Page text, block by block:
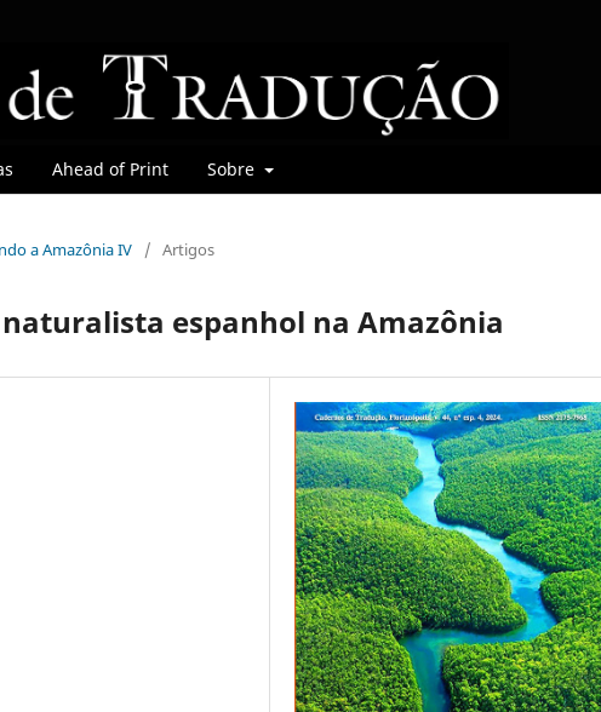
Ahead of Print Sobre
a Amazônia IV / Artigos
naturalista espanhol na Amazônia